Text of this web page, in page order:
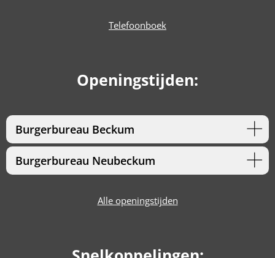
Telefoonboek
Openingstijden:
Burgerbureau Beckum
Burgerbureau Neubeckum
Alle openingstijden